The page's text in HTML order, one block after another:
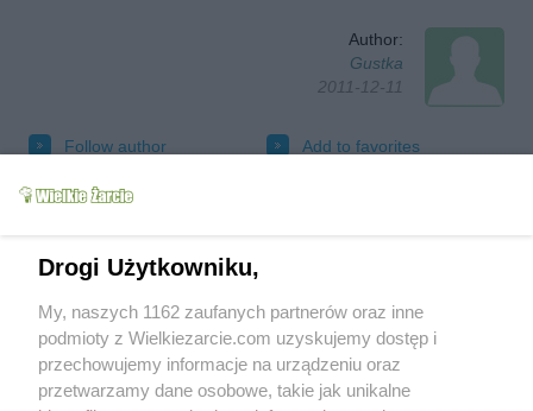
Author:
Gustka
2011-12-11
Follow author
Add to favorites
Print
Drogi Użytkowniku,
My, naszych 1162 zaufanych partnerów oraz inne
podmioty z Wielkiezarcie.com uzyskujemy dostęp i
przechowujemy informacje na urządzeniu oraz
przetwarzamy dane osobowe, takie jak unikalne